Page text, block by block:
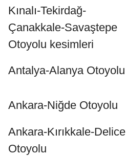
Kınalı-Tekirdağ-
Çanakkale-Savaştepe
Otoyolu kesimleri
Antalya-Alanya Otoyolu
Ankara-Niğde Otoyolu
Ankara-Kırıkkale-Delice
Otoyolu